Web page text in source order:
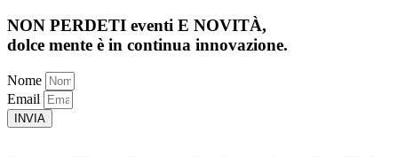
NON PERDETI eventi E NOVITÀ,
dolce mente è in continua innovazione.
Nome
Email
INVIA